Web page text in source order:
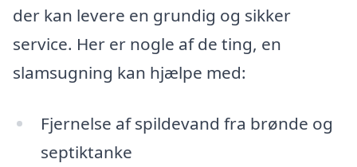
der kan levere en grundig og sikker
service. Her er nogle af de ting, en
slamsugning kan hjælpe med:
Fjernelse af spildevand fra brønde og
septiktanke